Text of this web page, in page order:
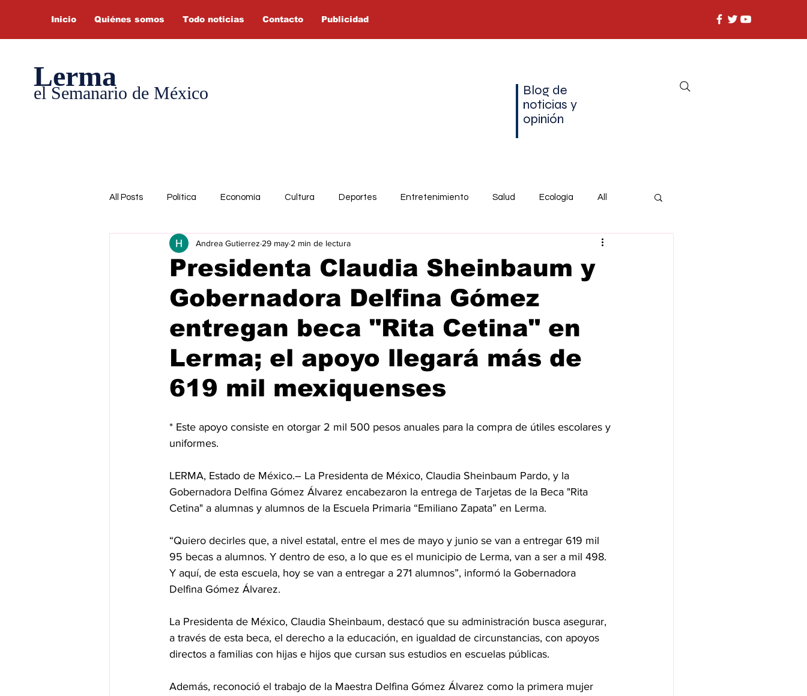
Inicio Quiénes somos Todo noticias Contacto Publicidad
Lerma
el Semanario de México
Blog de
noticias y
opinión
All Posts Política Economía Cultura Deportes Entretenimiento Salud Ecología All
Presidenta Claudia Sheinbaum y
Gobernadora Delfina Gómez
entregan beca "Rita Cetina" en
Lerma; el apoyo llegará más de
619 mil mexiquenses
Andrea Gutierrez 29 may 2 min de lectura
* Este apoyo consiste en otorgar 2 mil 500 pesos anuales para la compra de útiles escolares y
uniformes.
LERMA, Estado de México.– La Presidenta de México, Claudia Sheinbaum Pardo, y la
Gobernadora Delfina Gómez Álvarez encabezaron la entrega de Tarjetas de la Beca "Rita
Cetina" a alumnas y alumnos de la Escuela Primaria “Emiliano Zapata” en Lerma.
“Quiero decirles que, a nivel estatal, entre el mes de mayo y junio se van a entregar 619 mil
95 becas a alumnos. Y dentro de eso, a lo que es el municipio de Lerma, van a ser a mil 498.
Y aquí, de esta escuela, hoy se van a entregar a 271 alumnos”, informó la Gobernadora
Delfina Gómez Álvarez.
La Presidenta de México, Claudia Sheinbaum, destacó que su administración busca asegurar,
a través de esta beca, el derecho a la educación, en igualdad de circunstancias, con apoyos
directos a familias con hijas e hijos que cursan sus estudios en escuelas públicas.
Además, reconoció el trabajo de la Maestra Delfina Gómez Álvarez como la primera mujer